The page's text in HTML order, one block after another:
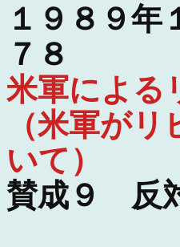
１９８９
７８
米軍による
（米軍が
いて）
賛成９ 反